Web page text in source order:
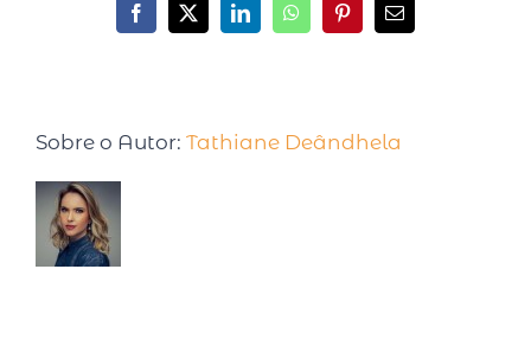
Sobre o Autor: Tathiane Deândhela